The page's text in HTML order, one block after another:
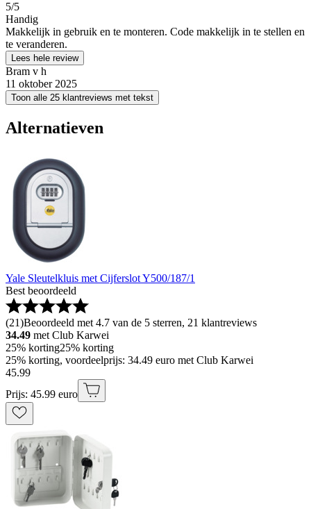
5/5
Handig
Makkelijk in gebruik en te monteren. Code makkelijk in te stellen en
te veranderen.
Lees hele review
Bram v h
11 oktober 2025
Toon alle 25 klantreviews met tekst
Alternatieven
Yale Sleutelkluis met Cijferslot Y500/187/1
Best beoordeeld
(21)Beoordeeld met 4.7 van de 5 sterren, 21 klantreviews
34.49 met Club Karwei
25% korting25% korting
25% korting, voordeelprijs: 34.49 euro met Club Karwei
45.99
Prijs: 45.99 euro